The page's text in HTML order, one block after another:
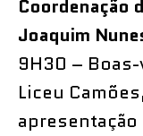
Coordenação
Joaquim
9H30 –
Liceu